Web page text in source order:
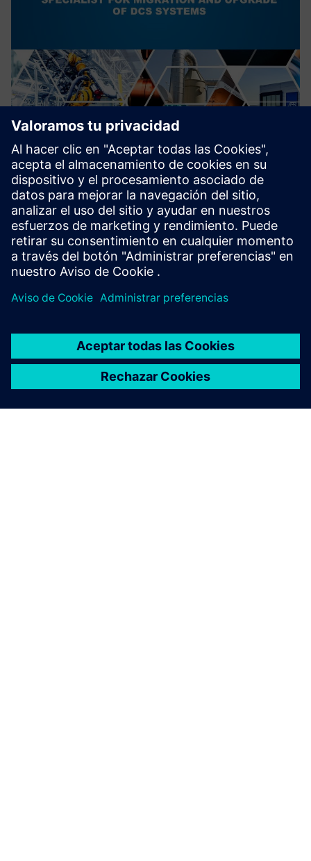
Migration of outdated DCS to
SIMATIC PCS7/PCS neo
Migration of outdated Distributed Control Systems to
modern, state of the art Control systems. Increasing
cybersecurity.
Más información